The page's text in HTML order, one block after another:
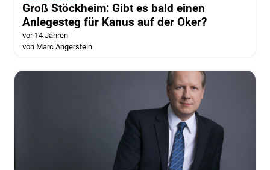
Groß Stöckheim: Gibt es bald einen
Anlegesteg für Kanus auf der Oker?
vor 14 Jahren
von Marc Angerstein